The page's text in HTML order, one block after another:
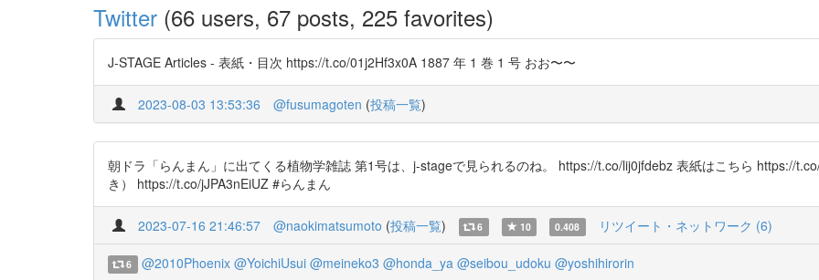
Twitter (66 users, 67 posts, 225 favorites)
J-STAGE Articles - 表紙・目次 https://t.co/01j2Hf3x0A 1887 年 1 巻 1 号 おお〜〜
2023-08-03 13:53:36 @fusumagoten (投稿一覧)
朝ドラ「らんまん」に出てくる植物学雑誌 第1号は、j-stageで見られるのね。 https://t.co/lij0jfdebz 表紙はこちら https://
き） https://t.co/jJPA3nEiUZ #らんまん
2023-07-16 21:46:57 @naokimatsumoto (投稿一覧) 6 10 0.408 リツイート・ネットワーク (6)
6 @2010Phoenix @YoichiUsui @meineko3 @honda_ya @seibou_udoku @yoshihirorin